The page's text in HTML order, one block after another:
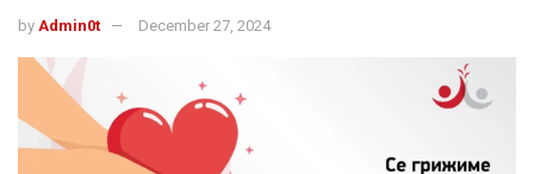
by Admin0t December 27, 2024